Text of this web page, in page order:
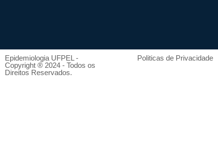
Epidemiologia UFPEL -
Copyright ® 2024 - Todos os
Direitos Reservados.
Politicas de Privacidade